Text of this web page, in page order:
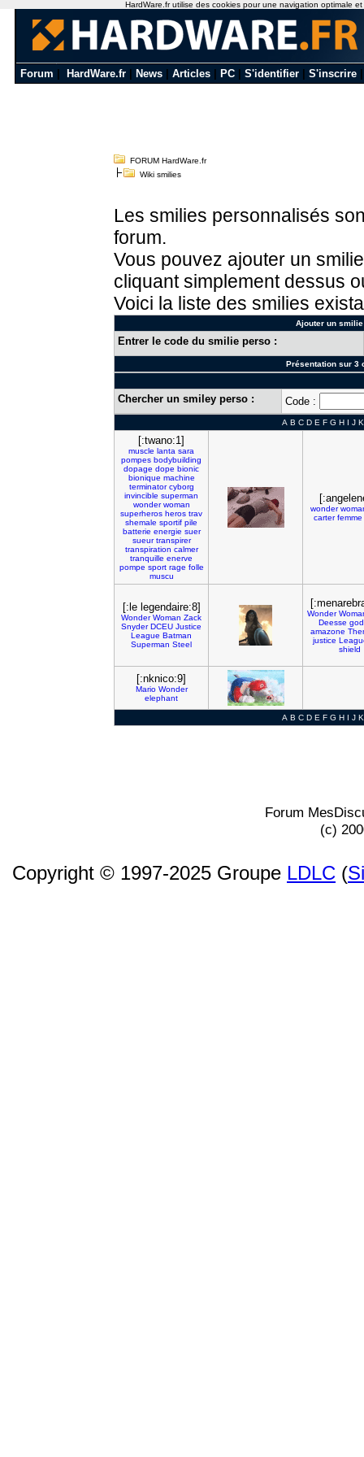
Forum HardWare.fr News Articles PC S'identifier S'inscrire
FORUM HardWare.fr
Wiki smilies
Les smilies personnalisés
forum.
Vous pouvez ajouter un
cliquant simplement dessus
Voici la liste des smilies
Ajouter un
Entrer le code du smilie perso :
Présentation sur 3
Chercher un smiley perso : Code :
A B C D E F G H I J K
[:twano:1]
muscle lanta sara
pompes bodybuilding
dopage dope bionic
bionique machine
terminator cyborg
invincible superman
wonder woman
superheros heros trav
shemale sportif pile
batterie energie suer
sueur transpirer
transpiration calmer
tranquille enerve
pompe sport rage folle
muscu
wonder
carter femme
[:le legendaire:8]
Wonder Woman Zack
Snyder DCEU Justice
League Batman
Superman Steel
Wonder
Deesse
amazone
justice
shield
[:nknico:9]
Mario Wonder
elephant
A B C D E F G H I J K
Forum
(c)
Copyright © 1997-2025 Groupe LDLC (
HardWare.fr utilise des cookies pour une navigation optimale